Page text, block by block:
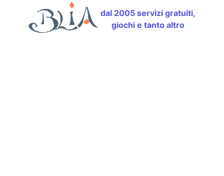
dal 2005 servizi gratuiti,
giochi e tanto altro